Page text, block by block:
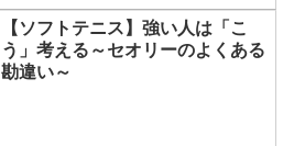
【ソフトテニス】強い人は「こ
う」考える～セオリーのよくある
勘違い～